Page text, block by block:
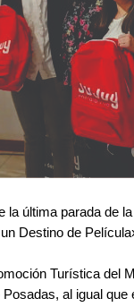
la última parada de
Destino de
Turística del
al igual